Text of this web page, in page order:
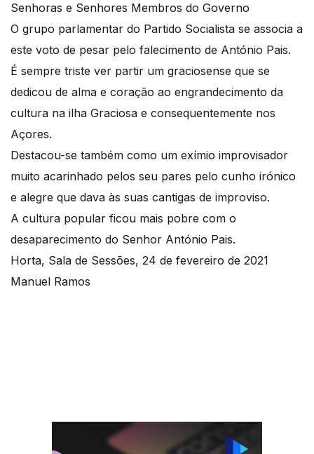
Senhoras e Senhores Membros do Governo
O grupo parlamentar do Partido Socialista se associa a
este voto de pesar pelo falecimento de António Pais.
É sempre triste ver partir um graciosense que se
dedicou de alma e coração ao engrandecimento da
cultura na ilha Graciosa e consequentemente nos
Açores.
Destacou-se também como um exímio improvisador
muito acarinhado pelos seu pares pelo cunho irónico
e alegre que dava às suas cantigas de improviso.
A cultura popular ficou mais pobre com o
desaparecimento do Senhor António Pais.
Horta, Sala de Sessões, 24 de fevereiro de 2021
Manuel Ramos